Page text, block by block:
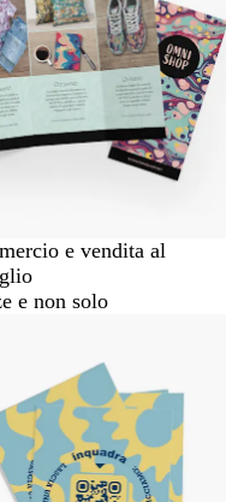
e vendita al
e non solo